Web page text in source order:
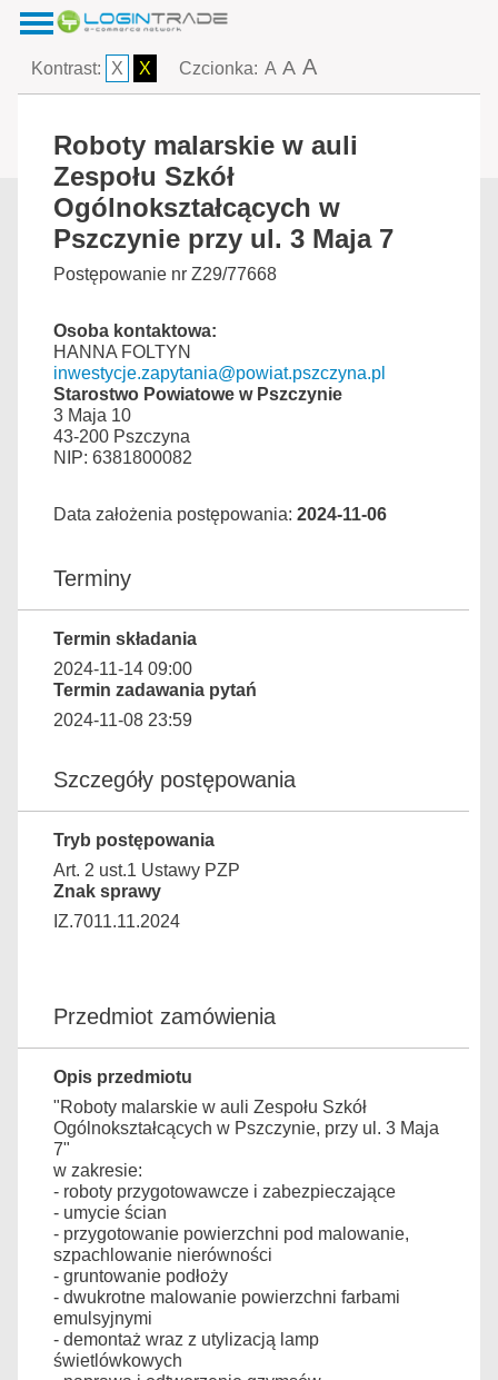
Kontrast: X X Czcionka: A A A
Roboty malarskie w auli
Zespołu Szkół
Ogólnokształcących w
Pszczynie przy ul. 3 Maja 7
Postępowanie nr Z29/77668
Osoba kontaktowa:
HANNA FOLTYN
inwestycje.zapytania@powiat.pszczyna.pl
Starostwo Powiatowe w Pszczynie
3 Maja 10
43-200 Pszczyna
NIP: 6381800082
Data założenia postępowania: 2024-11-06
Terminy
Termin składania
2024-11-14 09:00
Termin zadawania pytań
2024-11-08 23:59
Szczegóły postępowania
Tryb postępowania
Art. 2 ust.1 Ustawy PZP
Znak sprawy
IZ.7011.11.2024
Przedmiot zamówienia
Opis przedmiotu
"Roboty malarskie w auli Zespołu Szkół
Ogólnokształcących w Pszczynie, przy ul. 3 Maja
7"
w zakresie:
- roboty przygotowawcze i zabezpieczające
- umycie ścian
- przygotowanie powierzchni pod malowanie,
szpachlowanie nierówności
- gruntowanie podłoży
- dwukrotne malowanie powierzchni farbami
emulsyjnymi
- demontaż wraz z utylizacją lamp
świetlówkowych